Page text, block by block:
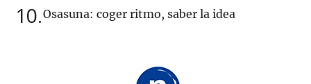
10 Osasuna: coger ritmo, saber la idea